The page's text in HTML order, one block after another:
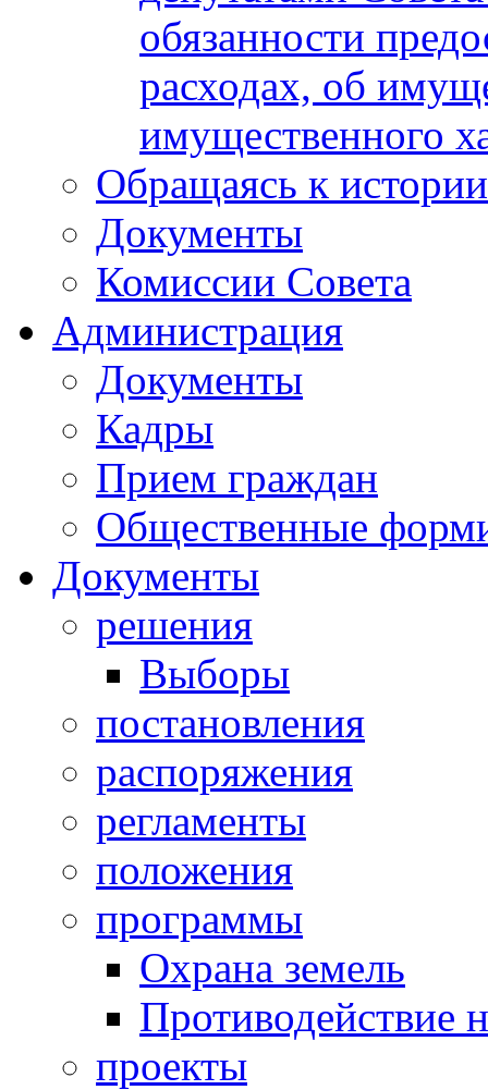
обязанности
расходах, об
имущественного
Обращаясь к истории
Документы
Комиссии Совета
Администрация
Документы
Кадры
Прием граждан
Общественные
Документы
решения
Выборы
постановления
распоряжения
регламенты
положения
программы
Охрана земель
Противодействие
проекты